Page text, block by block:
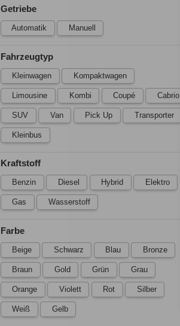
Getriebe
Automatik Manuell
Fahrzeugtyp
Kleinwagen Kompaktwagen
Limousine Kombi Coupé Cabrio
SUV Van Pick Up Transporter
Kleinbus
Kraftstoff
Benzin Diesel Hybrid Elektro
Gas Wasserstoff
Farbe
Beige Schwarz Blau Bronze
Braun Gold Grün Grau
Orange Violett Rot Silber
Weiß Gelb